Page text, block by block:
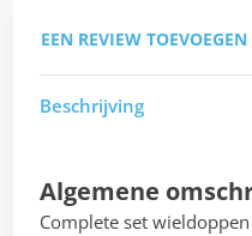
EEN REVIEW TOEVOEGEN
Beschrijving
Algemene
Complete set